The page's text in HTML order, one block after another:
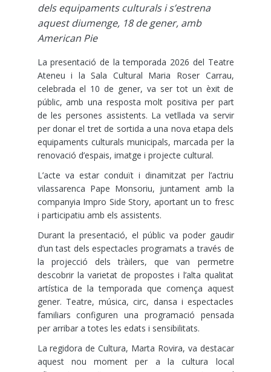
dels equipaments culturals i s’estrena
aquest diumenge, 18 de gener, amb
American Pie
La presentació de la temporada 2026 del Teatre
Ateneu i la Sala Cultural Maria Roser Carrau,
celebrada el 10 de gener, va ser tot un èxit de
públic, amb una resposta molt positiva per part
de les persones assistents. La vetllada va servir
per donar el tret de sortida a una nova etapa dels
equipaments culturals municipals, marcada per la
renovació d’espais, imatge i projecte cultural.
L’acte va estar conduït i dinamitzat per l’actriu
vilassarenca Pape Monsoriu, juntament amb la
companyia Impro Side Story, aportant un to fresc
i participatiu amb els assistents.
Durant la presentació, el públic va poder gaudir
d’un tast dels espectacles programats a través de
la projecció dels tràilers, que van permetre
descobrir la varietat de propostes i l’alta qualitat
artística de la temporada que comença aquest
gener. Teatre, música, circ, dansa i espectacles
familiars configuren una programació pensada
per arribar a totes les edats i sensibilitats.
La regidora de Cultura, Marta Rovira, va destacar
aquest nou moment per a la cultura local